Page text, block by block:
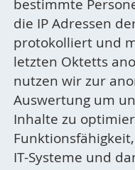
bestimmte
die IP Adressen
protokolliert und
letzten Oktetts
nutzen wir zur
Auswertung um
Inhalte zu
IT-Systeme und